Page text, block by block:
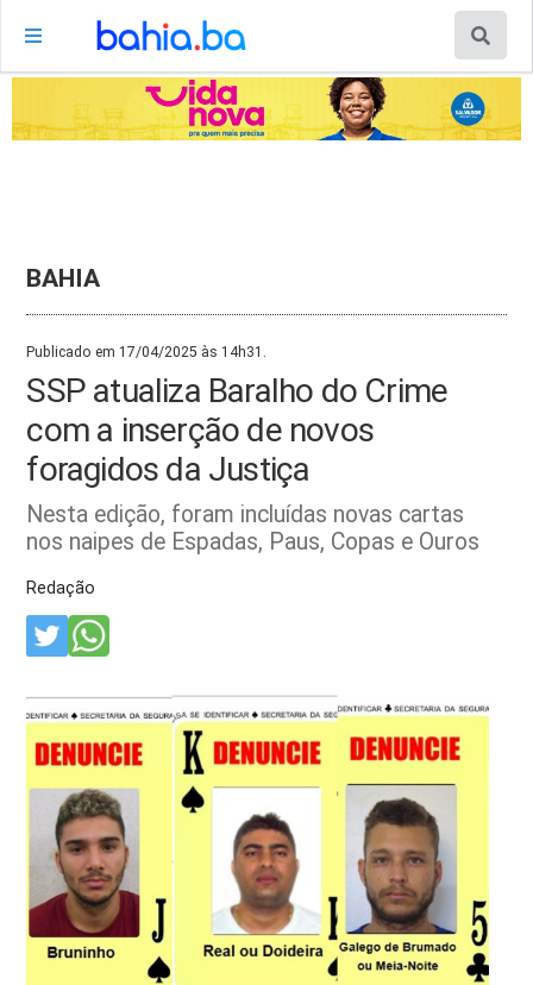
BAHIA
Publicado em 17/04/2025 às 14h31.
SSP atualiza Baralho do Crime
com a inserção de novos
foragidos da Justiça
Nesta edição, foram incluídas novas cartas
nos naipes de Espadas, Paus, Copas e Ouros
Redação